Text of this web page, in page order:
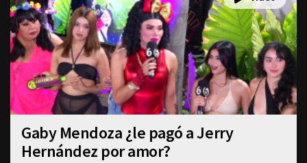
Gaby Mendoza ¿le pagó a Jerry
Hernández por amor?